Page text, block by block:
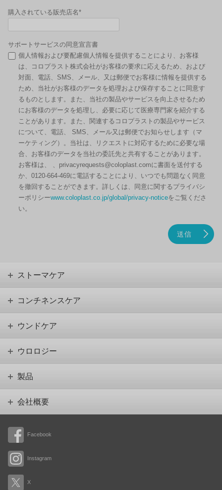
購入されている販売店名*
サポートサービスの同意宣言書
個人情報および要配慮個人情報を提供することにより、お客様
は、コロプラスト株式会社がお客様の要求に応えるため、および
対面、電話、SMS、メール、又は郵便でお客様に情報を提供する
ため、当社がお客様のデータを処理および保存することに同意す
るものとします。また、当社の製品やサービスを向上させるため
にお客様のデータを処理し、必要に応じて医療専門家を紹介する
ことがあります。また、関連するコロプラストの製品やサービス
について、電話、 SMS、メール又は郵便でお知らせします（マ
ーケティング）。当社は、リクエストに対応するために必要な場
合、お客様のデータを当社の委託先と共有することがあります。
お客様は、 、privacyrequests@coloplast.comに書面を送付する
か、0120-664-469に電話することにより、いつでも問題なく同意
を撤回することができます。詳しくは、同意に関するプライバシ
ーポリシーwww.coloplast.co.jp/global/privacy-noticeをご覧くださ
い。
Facebook
Instagram
X
ストーマケア
コンチネンスケア
ウンドケア
ウロロジー
製品
会社概要